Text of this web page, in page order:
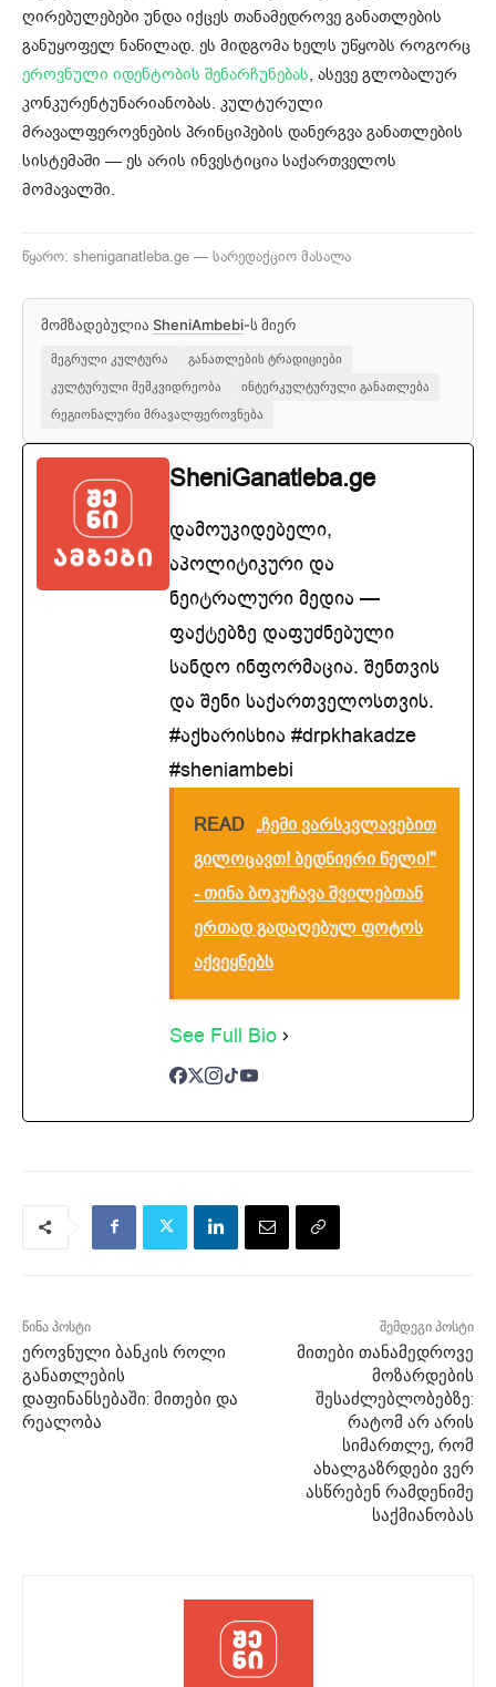
ღირებულებები უნდა იქცეს თანამედროვე განათლების
განუყოფელ ნაწილად. ეს მიდგომა ხელს უწყობს როგორც
ეროვნული იდენტობის შენარჩუნებას, ასევე გლობალურ
კონკურენტუნარიანობას. კულტურული
მრავალფეროვნების პრინციპების დანერგვა განათლების
სისტემაში — ეს არის ინვესტიცია საქართველოს
მომავალში.
წყარო: sheniganatleba.ge — სარედაქციო მასალა
მომზადებულია SheniAmbebi-ს მიერ
მეგრული კულტურა
განათლების ტრადიციები
კულტურული მემკვიდრეობა
ინტერკულტურული განათლება
რეგიონალური მრავალფეროვნება
SheniGanatleba.ge
დამოუკიდებელი,
აპოლიტიკური და
ნეიტრალური მედია —
ფაქტებზე დაფუძნებული
სანდო ინფორმაცია. შენთვის
და შენი საქართველოსთვის.
#აქხარისხია #drpkhakadze
#sheniambebi
READ „ჩემი ვარსკვლავებით
გილოცავთ! ბედნიერი წელი!"
- თინა ბოკუჩავა შვილებთან
ერთად გადაღებულ ფოტოს
აქვეყნებს
See Full Bio
წინა პოსტი
ეროვნული ბანკის როლი
განათლების
დაფინანსებაში: მითები და
რეალობა
შემდეგი პოსტი
მითები თანამედროვე
მოზარდების
შესაძლებლობებზე:
რატომ არ არის
სიმართლე, რომ
ახალგაზრდები ვერ
ასწრებენ რამდენიმე
საქმიანობას